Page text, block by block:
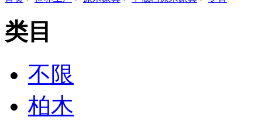
类目
不限
柏木